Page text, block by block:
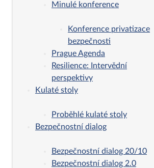
Minulé konference
Konference privatizace
bezpečnosti
Prague Agenda
Resilience: Intervědní
perspektivy
Kulaté stoly
Proběhlé kulaté stoly
Bezpečnostní dialog
Bezpečnostní dialog 20/10
Bezpečnostní dialog 2.0